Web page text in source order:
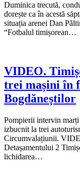
Duminica trecută,
dorește ca în acestă
situația arenei Dan
“Fotbalul timișorean…
VIDEO.
trei mașini în
Bogdăneștilor
Pompierii intervin marți
izbucnit la trei
Circumvalațiunii.
Detașamentului 2
lichidarea…